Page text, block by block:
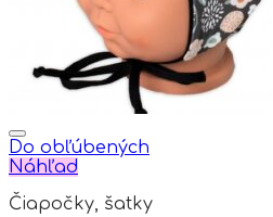
Do obľúbených
Náhľad
Čiapočky, šatky